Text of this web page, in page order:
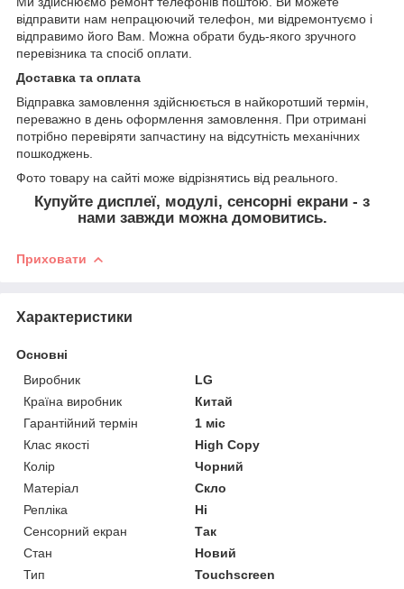
відправити нам непрацюючий телефон, ми відремонтуємо і
відправимо його Вам. Можна обрати будь-якого зручного
перевізника та спосіб оплати.
Доставка та оплата
Відправка замовлення здійснюється в найкоротший термін,
переважно в день оформлення замовлення. При отримані
потрібно перевіряти запчастину на відсутність механічних
пошкоджень.
Фото товару на сайті може відрізнятись від реального.
Купуйте дисплеї, модулі, сенсорні екрани - з
нами завжди можна домовитись.
Приховати
Характеристики
Основні
Виробник
LG
Країна виробник
Китай
Гарантійний термін
1 міс
Клас якості
High Copy
Колір
Чорний
Матеріал
Скло
Репліка
Ні
Сенсорний екран
Так
Стан
Новий
Тип
Touchscreen